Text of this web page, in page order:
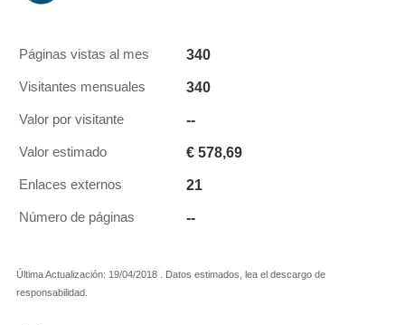
Páginas vistas al mes 340
Visitantes mensuales 340
Valor por visitante --
Valor estimado € 578,69
Enlaces externos 21
Número de páginas --
Última Actualización: 19/04/2018 . Datos estimados, lea el descargo de
responsabilidad.